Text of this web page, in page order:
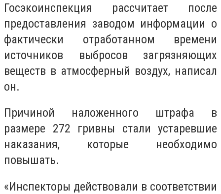
Госэкоинспекция рассчитает после
предоставления заводом информации о
фактически отработанном времени
источников выбросов загрязняющих
веществ в атмосферный воздух, написал
он.
Причиной наложенного штрафа в
размере 272 гривны стали устаревшие
наказания, которые необходимо
повышать.
«Инспекторы действовали в соответствии